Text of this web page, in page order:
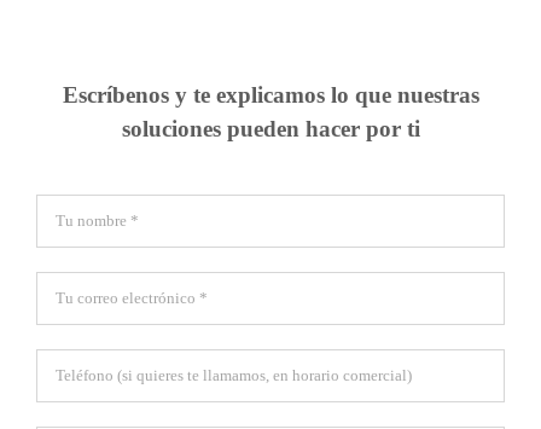
Escríbenos y te explicamos lo que nuestras
soluciones pueden hacer por ti